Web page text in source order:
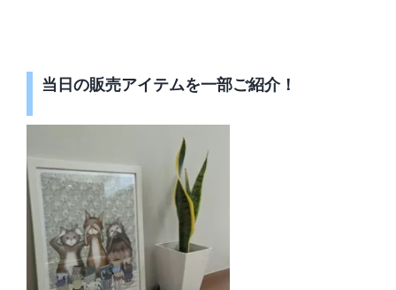
当日の販売アイテムを一部ご紹介！